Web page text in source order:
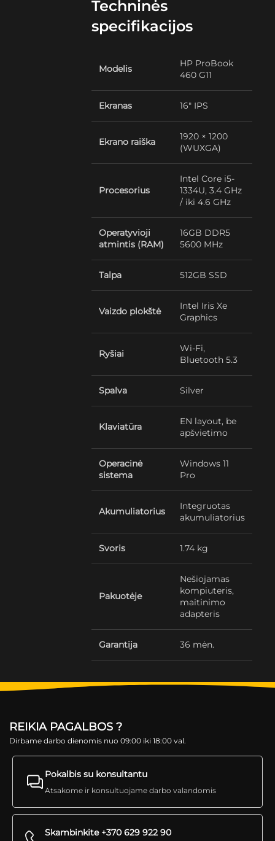
Techninės
specifikacijos
Modelis
HP ProBook
460 G11
Ekranas 16″ IPS
Ekrano raiška
1920 × 1200
(WUXGA)
Procesorius
Intel Core i5-
1334U, 3.4 GHz
/ iki 4.6 GHz
Operatyvioji
atmintis (RAM)
16GB DDR5
5600 MHz
Talpa 512GB SSD
Vaizdo plokštė
Intel Iris Xe
Graphics
Ryšiai
Wi-Fi,
Bluetooth 5.3
Spalva Silver
Klaviatūra
EN layout, be
apšvietimo
Operacinė
sistema
Windows 11
Pro
Akumuliatorius
Integruotas
akumuliatorius
Svoris 1.74 kg
Pakuotėje
Nešiojamas
kompiuteris,
maitinimo
adapteris
Garantija 36 mėn.
REIKIA PAGALBOS ?
Dirbame darbo dienomis nuo 09:00 iki 18:00 val.
Pokalbis su konsultantu
Atsakome ir konsultuojame darbo valandomis
Skambinkite +370 629 922 90